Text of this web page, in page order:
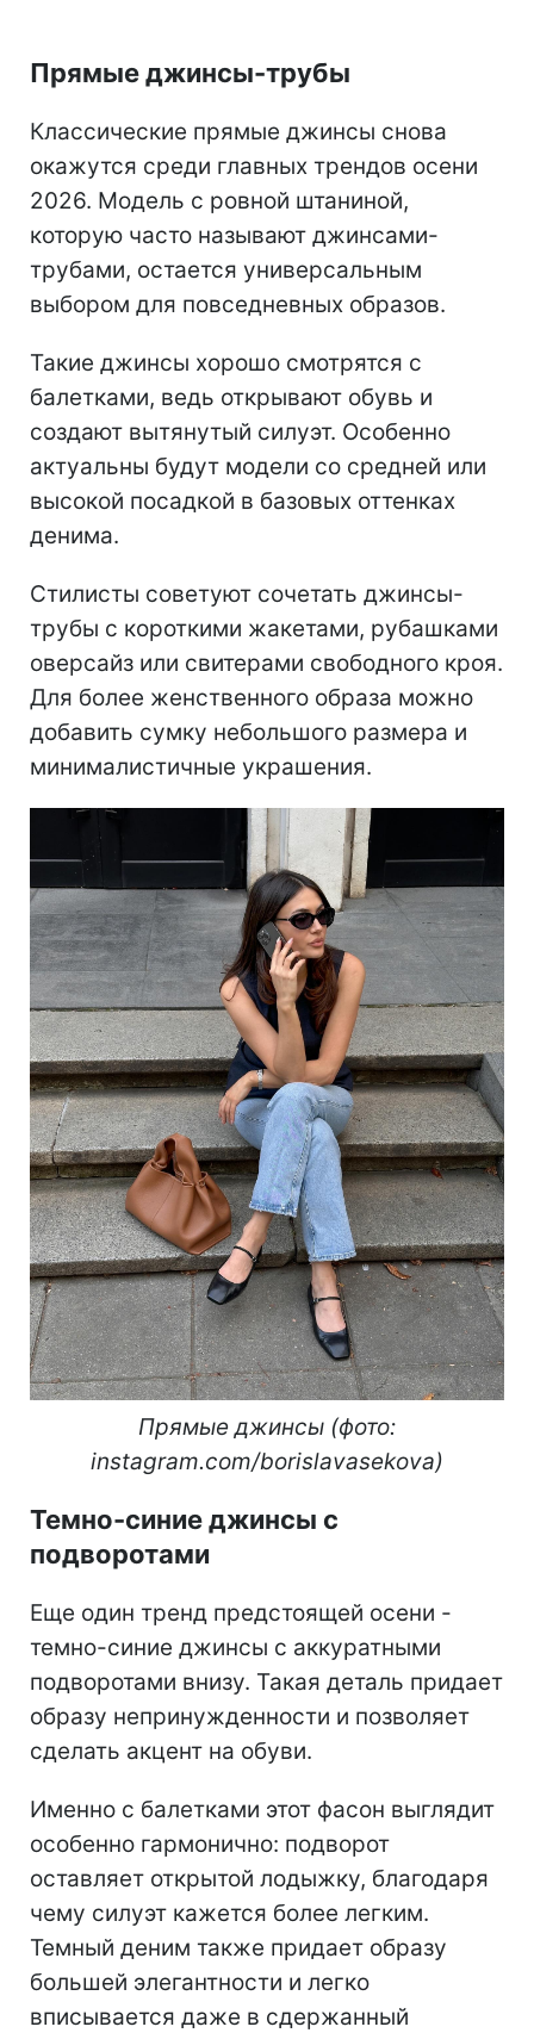
Прямые джинсы-трубы
Классические прямые джинсы снова
окажутся среди главных трендов осени
2026. Модель с ровной штаниной,
которую часто называют джинсами-
трубами, остается универсальным
выбором для повседневных образов.
Такие джинсы хорошо смотрятся с
балетками, ведь открывают обувь и
создают вытянутый силуэт. Особенно
актуальны будут модели со средней или
высокой посадкой в базовых оттенках
денима.
Стилисты советуют сочетать джинсы-
трубы с короткими жакетами, рубашками
оверсайз или свитерами свободного кроя.
Для более женственного образа можно
добавить сумку небольшого размера и
минималистичные украшения.
Прямые джинсы (фото:
instagram.com/borislavasekova)
Темно-синие джинсы с
подворотами
Еще один тренд предстоящей осени -
темно-синие джинсы с аккуратными
подворотами внизу. Такая деталь придает
образу непринужденности и позволяет
сделать акцент на обуви.
Именно с балетками этот фасон выглядит
особенно гармонично: подворот
оставляет открытой лодыжку, благодаря
чему силуэт кажется более легким.
Темный деним также придает образу
большей элегантности и легко
вписывается даже в сдержанный